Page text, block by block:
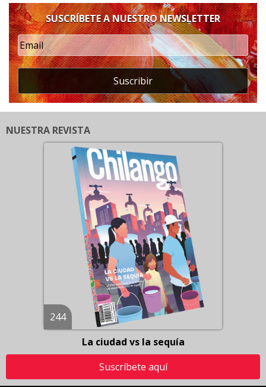
SUSCRÍBETE A NUESTRO NEWSLETTER
Suscribir
NUESTRA REVISTA
244
La ciudad vs la sequía
Suscríbete aquí